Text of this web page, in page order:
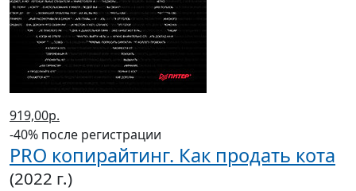
919,00р.
-40% после регистрации
PRO копирайтинг. Как продать кота
(2022 г.)